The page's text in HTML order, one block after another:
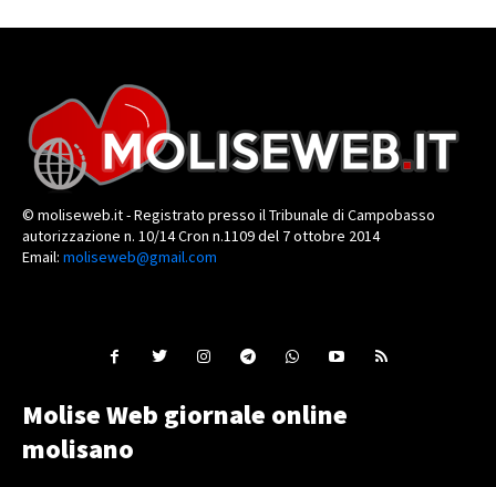
© moliseweb.it - Registrato presso il Tribunale di Campobasso
autorizzazione n. 10/14 Cron n.1109 del 7 ottobre 2014
Email: moliseweb@gmail.com
Molise Web giornale online
molisano